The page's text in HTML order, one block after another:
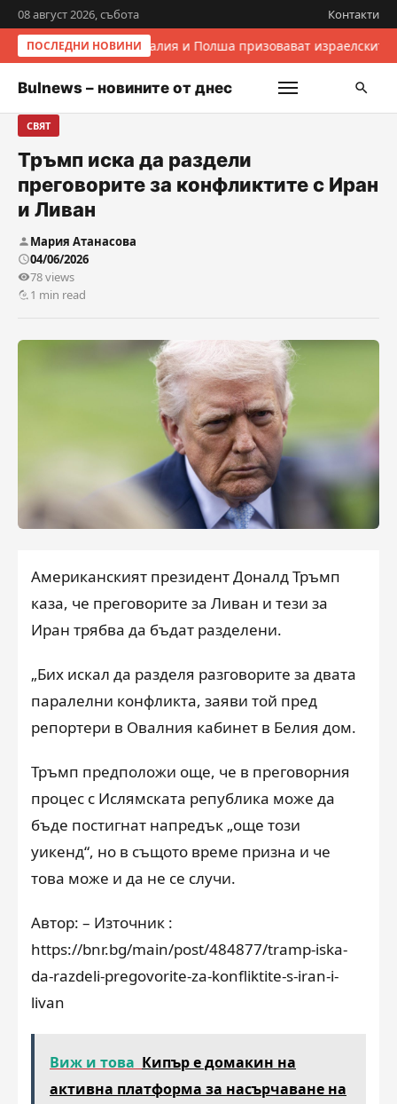
08 август 2026, събота Контакти
ПОСЛЕДНИ НОВИНИИталия и Полша призовават
Bulnews – новините от днес
СВЯТ
Тръмп иска да раздели
преговорите за конфликтите с Иран
и Ливан
Мария Атанасова
04/06/2026
78 views
1 min read
Американският президент Доналд Тръмп
каза, че преговорите за Ливан и тези за
Иран трябва да бъдат разделени.
„Бих искал да разделя разговорите за двата
паралелни конфликта, заяви той пред
репортери в Овалния кабинет в Белия дом.
Тръмп предположи още, че в преговорния
процес с Ислямската република може да
бъде постигнат напредък „още този
уикенд“, но в същото време призна и че
това може и да не се случи.
Автор: – Източник :
https://bnr.bg/main/post/484877/tramp-iska-
da-razdeli-pregovorite-za-konfliktite-s-iran-i-
livan
Виж и това Кипър е домакин на
активна платформа за насърчаване на